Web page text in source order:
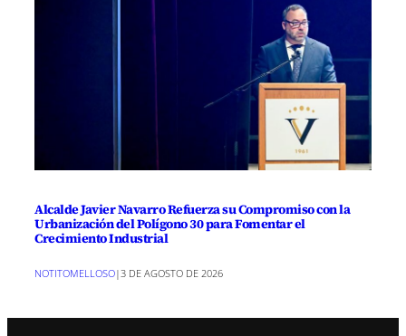
Alcalde Javier Navarro Refuerza su Compromiso con la
Urbanización del Polígono 30 para Fomentar el
Crecimiento Industrial
NOTITOMELLOSO|3 DE AGOSTO DE 2026